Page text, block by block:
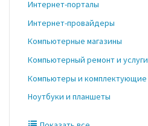
Интернет-порталы
Интернет-провайдеры
Компьютерные магазины
Компьютерный ремонт и услуги
Компьютеры и комплектующие
Ноутбуки и планшеты